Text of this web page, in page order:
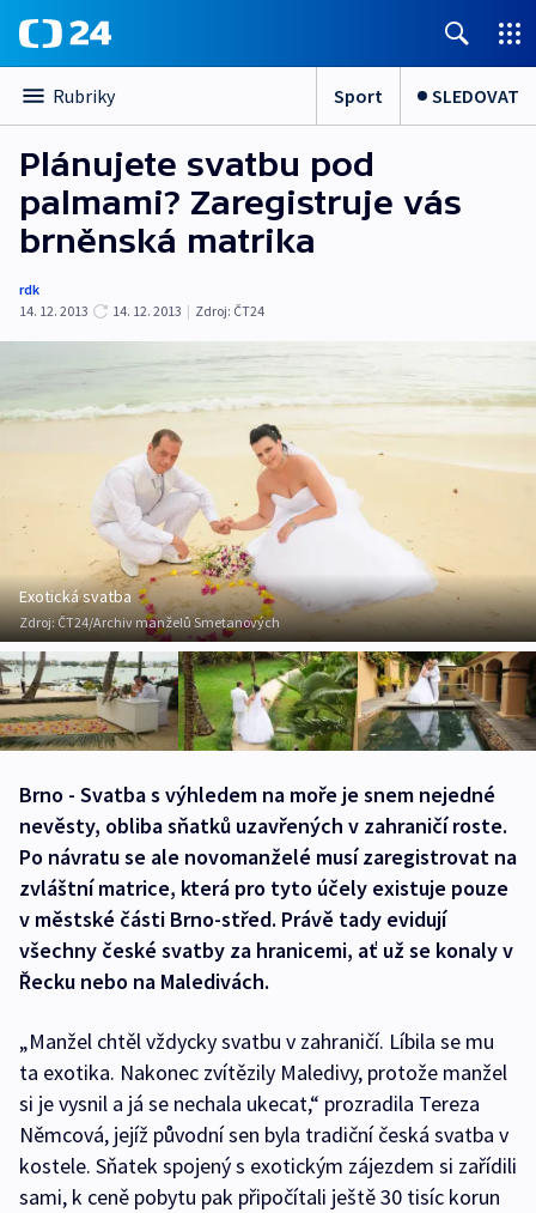
Rubriky Sport SLEDOVAT
Plánujete svatbu pod
palmami? Zaregistruje vás
brněnská matrika
rdk
14. 12. 2013
14. 12. 2013 | Zdroj: ČT24
Exotická svatba
Zdroj:ČT24/Archiv manželů Smetanových
Brno - Svatba s výhledem na moře je snem nejedné
nevěsty, obliba sňatků uzavřených v zahraničí roste.
Po návratu se ale novomanželé musí zaregistrovat na
zvláštní matrice, která pro tyto účely existuje pouze
v městské části Brno-střed. Právě tady evidují
všechny české svatby za hranicemi, ať už se konaly v
Řecku nebo na Maledivách.
„Manžel chtěl vždycky svatbu v zahraničí. Líbila se mu
ta exotika. Nakonec zvítězily Maledivy, protože manžel
si je vysnil a já se nechala ukecat,“ prozradila Tereza
Němcová, jejíž původní sen byla tradiční česká svatba v
kostele. Sňatek spojený s exotickým zájezdem si zařídili
sami, k ceně pobytu pak připočítali ještě 30 tisíc korun